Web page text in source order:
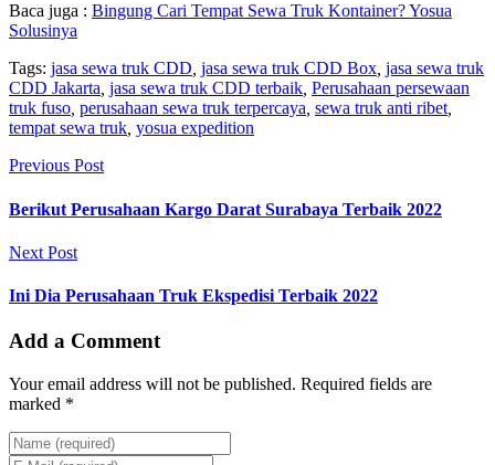
Baca juga : Bingung Cari Tempat Sewa Truk Kontainer? Yosua
Solusinya
Tags: jasa sewa truk CDD jasa sewa truk CDD Box jasa sewa truk
CDD Jakarta jasa sewa truk CDD terbaik Perusahaan persewaan
truk fuso perusahaan sewa truk terpercaya sewa truk anti ribet
tempat sewa truk yosua expedition
Previous Post
Berikut Perusahaan Kargo Darat Surabaya Terbaik 2022
Next Post
Ini Dia Perusahaan Truk Ekspedisi Terbaik 2022
Add a Comment
Your email address will not be published. Required fields are
marked *